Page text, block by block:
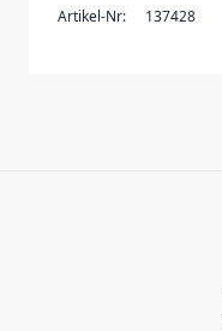
Artikel-Nr: 137428